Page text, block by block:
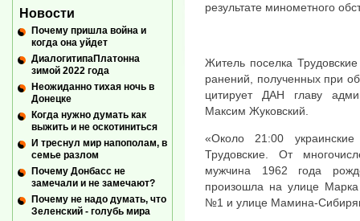
результате минометного
Житель поселка
ранений, полученных при
цитирует ДАН главу
Максим Жуковский.
«Около 21:00
Трудовские. От
мужчина 1962 года
произошла на улице
№1 и улице Мамина-
Новости
Почему пришла война и
когда она уйдет
ДиалогитипаПлатонна
зимой 2022 года
Неожиданно тихая ночь в
Донецке
Когда нужно думать как
выжить и не оскотиниться
И треснул мир напополам, в
семье разлом
Почему Донбасс не
замечали и не замечают?
Почему не надо думать, что
Зеленский - голубь мира